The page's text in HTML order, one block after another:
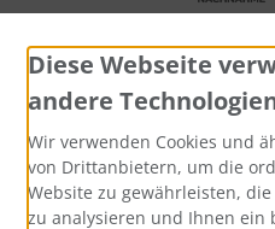
Diese Webseite
andere
Wir verwenden Cookies und
von Drittanbietern, um die
Website zu gewährleisten,
zu analysieren und Ihnen ein